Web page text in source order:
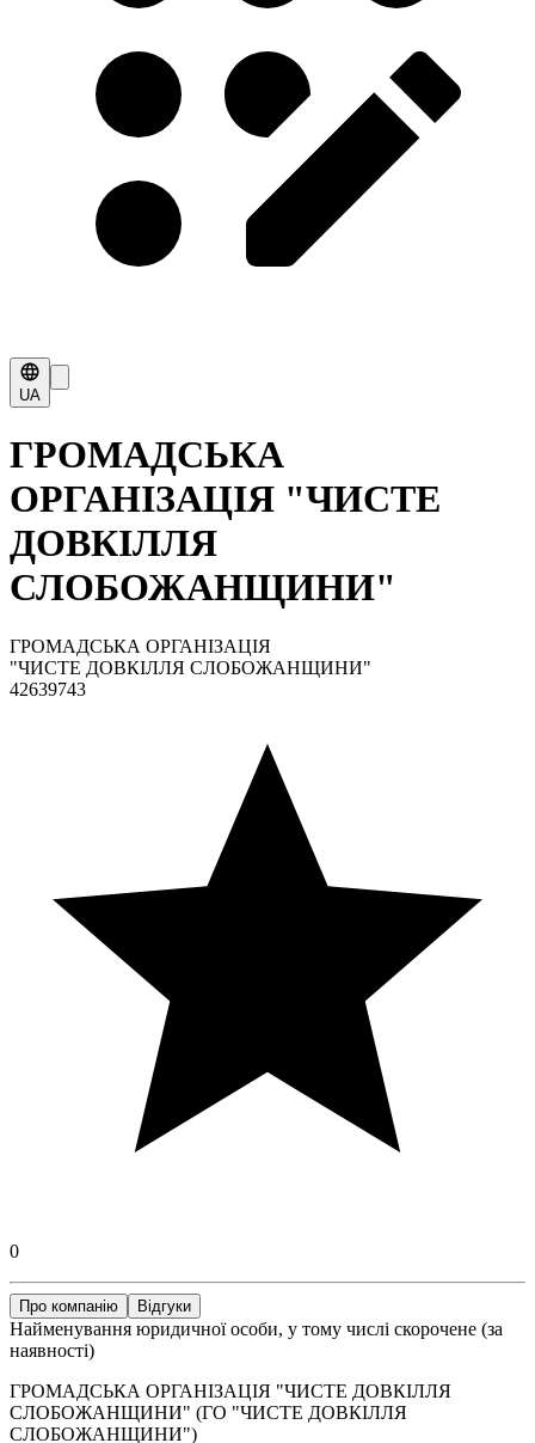
UA
ГРОМАДСЬКА
ОРГАНІЗАЦІЯ "ЧИСТЕ
ДОВКІЛЛЯ
СЛОБОЖАНЩИНИ"
ГРОМАДСЬКА ОРГАНІЗАЦІЯ
"ЧИСТЕ ДОВКІЛЛЯ СЛОБОЖАНЩИНИ"
42639743
0
Про компанію Відгуки
Найменування юридичної особи, у тому числі скорочене (за
наявності)
ГРОМАДСЬКА ОРГАНІЗАЦІЯ "ЧИСТЕ ДОВКІЛЛЯ
СЛОБОЖАНЩИНИ" (ГО "ЧИСТЕ ДОВКІЛЛЯ
СЛОБОЖАНЩИНИ")